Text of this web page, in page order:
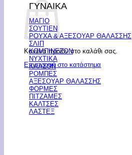
Κανένα προϊόν στο καλάθι σας.
Επιστροφή στο κατάστημα
ΓΥΝΑΙΚΑ
ΜΑΓΙΟ
ΣΟΥΤΙΕΝ
ΡΟΥΧΑ & ΑΞΕΣΟΥΑΡ ΘΑΛΑΣΣΗΣ
ΣΛΙΠ
ΚΟΜΠΙΝΕΖΟΝ
ΝΥΧΤΙΚΑ
ΚΑΛΣΟΝ
ΡΟΜΠΕΣ
ΑΞΕΣΟΥΑΡ ΘΑΛΑΣΣΗΣ
ΦΟΡΜΕΣ
ΠΙΤΖΑΜΕΣ
ΚΑΛΤΣΕΣ
ΛΑΣΤΕΞ